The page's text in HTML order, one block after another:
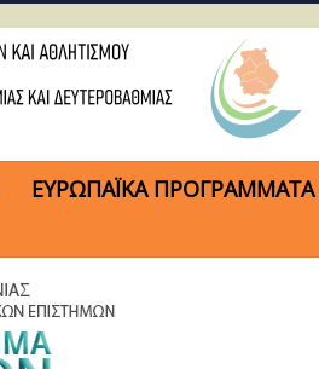
ΕΥΡΩΠΑΪΚΑ ΠΡΟΓΡΑΜΜΑΤΑ